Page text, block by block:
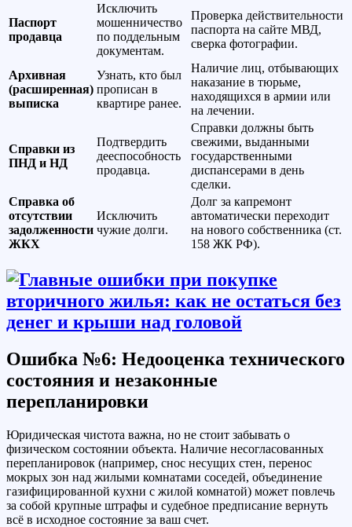
Паспорт
продавца
Исключить
мошенничество
по поддельным
документам.
Проверка действительности
паспорта на сайте МВД,
сверка фотографии.
Архивная
(расширенная)
выписка
Узнать, кто был
прописан в
квартире ранее.
Наличие лиц, отбывающих
наказание в тюрьме,
находящихся в армии или
на лечении.
Справки из
ПНД и НД
Подтвердить
дееспособность
продавца.
Справки должны быть
свежими, выданными
государственными
диспансерами в день
сделки.
Справка об
отсутствии
задолженности
ЖКХ
Исключить
чужие долги.
Долг за капремонт
автоматически переходит
на нового собственника (ст.
158 ЖК РФ).
Ошибка №6: Недооценка технического
состояния и незаконные
перепланировки
Юридическая чистота важна, но не стоит забывать о
физическом состоянии объекта. Наличие несогласованных
перепланировок (например, снос несущих стен, перенос
мокрых зон над жилыми комнатами соседей, объединение
газифицированной кухни с жилой комнатой) может повлечь
за собой крупные штрафы и судебное предписание вернуть
всё в исходное состояние за ваш счет.